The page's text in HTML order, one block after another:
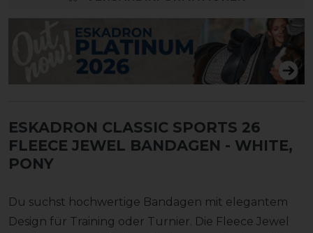
ESKADRON CLASSIC SPORTS 26
FLEECE JEWEL BANDAGEN - WHITE,
PONY
Du suchst hochwertige Bandagen mit elegantem
Design für Training oder Turnier. Die Fleece Jewel